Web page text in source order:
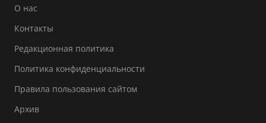
О нас
Контакты
Редакционная политика
Политика конфиденциальности
Правила пользования сайтом
Архив